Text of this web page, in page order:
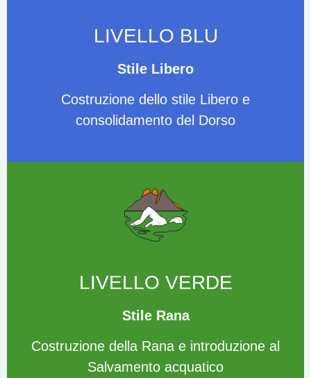
LIVELLO BLU
Stile Libero
Costruzione dello stile Libero e
consolidamento del Dorso
LIVELLO VERDE
Stile Rana
Costruzione della Rana e introduzione al
Salvamento acquatico